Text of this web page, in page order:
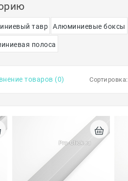
тавр Алюминиевые боксы
полоса
товаров (0) Сортировка: